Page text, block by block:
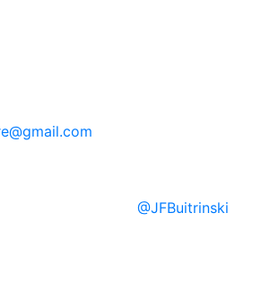
@gmail.com
@JFBuitrinski